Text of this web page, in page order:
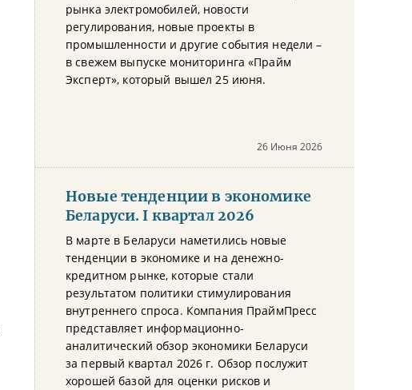
рынка электромобилей, новости
регулирования, новые проекты в
промышленности и другие события недели –
в свежем выпуске мониторинга «Прайм
Эксперт», который вышел 25 июня.
26 Июня 2026
Новые тенденции в экономике
Беларуси. I квартал 2026
В марте в Беларуси наметились новые
тенденции в экономике и на денежно-
кредитном рынке, которые стали
результатом политики стимулирования
внутреннего спроса. Компания ПраймПресс
представляет информационно-
аналитический обзор экономики Беларуси
за первый квартал 2026 г. Обзор послужит
хорошей базой для оценки рисков и